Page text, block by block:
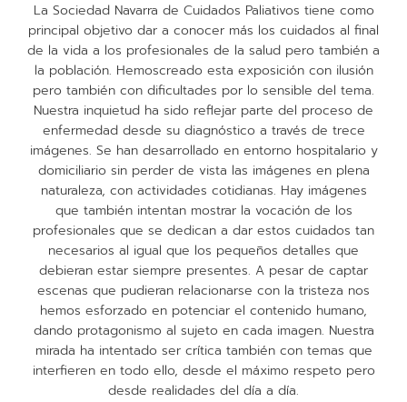
La Sociedad Navarra de Cuidados Paliativos tiene como
principal objetivo dar a conocer más los cuidados al final
de la vida a los profesionales de la salud pero también a
la población. Hemoscreado esta exposición con ilusión
pero también con dificultades por lo sensible del tema.
Nuestra inquietud ha sido reflejar parte del proceso de
enfermedad desde su diagnóstico a través de trece
imágenes. Se han desarrollado en entorno hospitalario y
domiciliario sin perder de vista las imágenes en plena
naturaleza, con actividades cotidianas. Hay imágenes
que también intentan mostrar la vocación de los
profesionales que se dedican a dar estos cuidados tan
necesarios al igual que los pequeños detalles que
debieran estar siempre presentes. A pesar de captar
escenas que pudieran relacionarse con la tristeza nos
hemos esforzado en potenciar el contenido humano,
dando protagonismo al sujeto en cada imagen. Nuestra
mirada ha intentado ser crítica también con temas que
interfieren en todo ello, desde el máximo respeto pero
desde realidades del día a día.